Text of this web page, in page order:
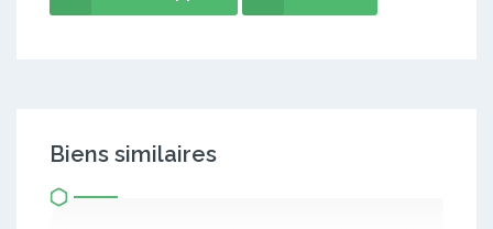
Biens similaires